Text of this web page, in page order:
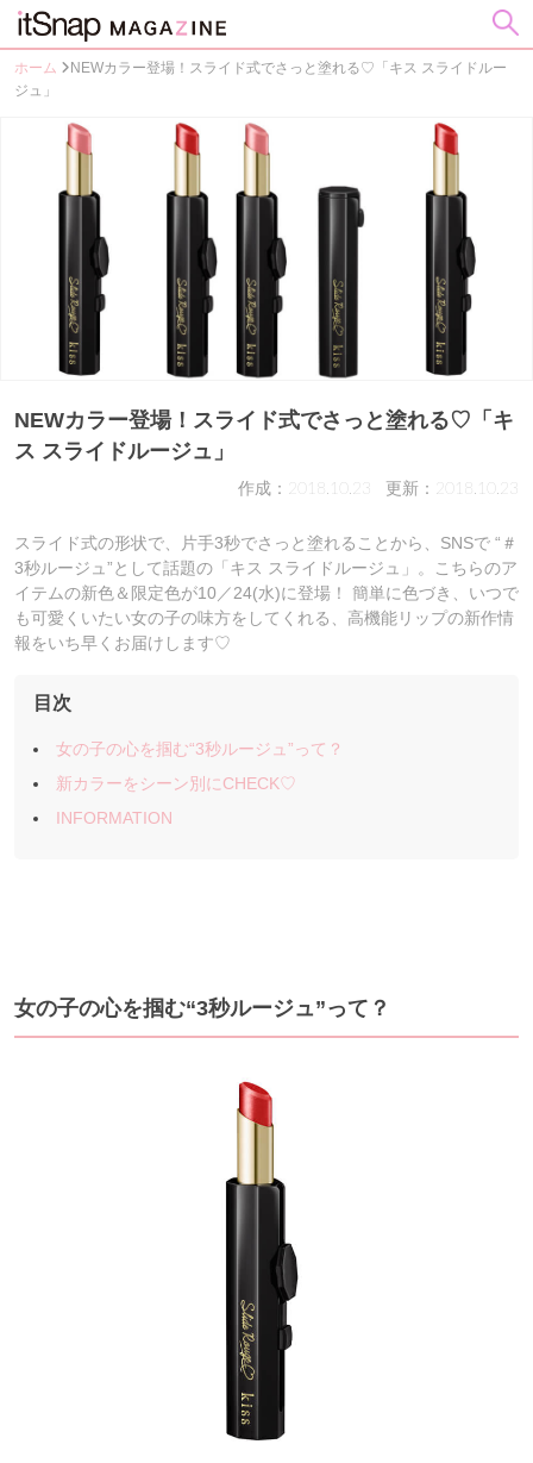
ホーム
NEWカラー登場！スライド式でさっと塗れる♡「キス スライドルー
ジュ」
NEWカラー登場！スライド式でさっと塗れる♡「キ
ス スライドルージュ」
作成：2018.10.23 更新：2018.10.23
スライド式の形状で、片手3秒でさっと塗れることから、SNSで “＃
3秒ルージュ”として話題の「キス スライドルージュ」。こちらのア
イテムの新色＆限定色が10／24(水)に登場！ 簡単に色づき、いつで
も可愛くいたい女の子の味方をしてくれる、高機能リップの新作情
報をいち早くお届けします♡
目次
女の子の心を掴む“3秒ルージュ”って？
新カラーをシーン別にCHECK♡
INFORMATION
女の子の心を掴む“3秒ルージュ”って？